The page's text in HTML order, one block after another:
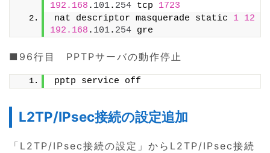
192.168 . 101. 254 tcp 1723
nat descriptor masquerade static 1 12
192.168 . 101. 254 gre
■96行目 PPTPサーバの動作停止
pptp service off
L2TP/IPsec接続の設定追加
「L2TP/IPsec接続の設定」からL2TP/IPsec接続